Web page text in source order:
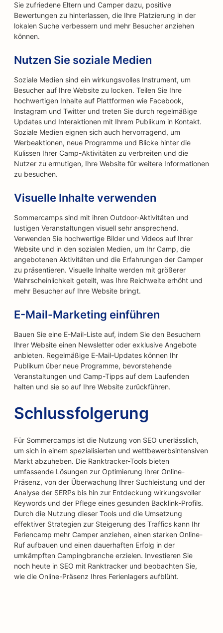
Sie zufriedene Eltern und Camper dazu, positive
Bewertungen zu hinterlassen, die Ihre Platzierung in der
lokalen Suche verbessern und mehr Besucher anziehen
können.
Nutzen Sie soziale Medien
Soziale Medien sind ein wirkungsvolles Instrument, um
Besucher auf Ihre Website zu locken. Teilen Sie Ihre
hochwertigen Inhalte auf Plattformen wie Facebook,
Instagram und Twitter und treten Sie durch regelmäßige
Updates und Interaktionen mit Ihrem Publikum in Kontakt.
Soziale Medien eignen sich auch hervorragend, um
Werbeaktionen, neue Programme und Blicke hinter die
Kulissen Ihrer Camp-Aktivitäten zu verbreiten und die
Nutzer zu ermutigen, Ihre Website für weitere Informationen
zu besuchen.
Visuelle Inhalte verwenden
Sommercamps sind mit ihren Outdoor-Aktivitäten und
lustigen Veranstaltungen visuell sehr ansprechend.
Verwenden Sie hochwertige Bilder und Videos auf Ihrer
Website und in den sozialen Medien, um Ihr Camp, die
angebotenen Aktivitäten und die Erfahrungen der Camper
zu präsentieren. Visuelle Inhalte werden mit größerer
Wahrscheinlichkeit geteilt, was Ihre Reichweite erhöht und
mehr Besucher auf Ihre Website bringt.
E-Mail-Marketing einführen
Bauen Sie eine E-Mail-Liste auf, indem Sie den Besuchern
Ihrer Website einen Newsletter oder exklusive Angebote
anbieten. Regelmäßige E-Mail-Updates können Ihr
Publikum über neue Programme, bevorstehende
Veranstaltungen und Camp-Tipps auf dem Laufenden
halten und sie so auf Ihre Website zurückführen.
Schlussfolgerung
Für Sommercamps ist die Nutzung von SEO unerlässlich,
um sich in einem spezialisierten und wettbewerbsintensiven
Markt abzuheben. Die Ranktracker-Tools bieten
umfassende Lösungen zur Optimierung Ihrer Online-
Präsenz, von der Überwachung Ihrer Suchleistung und der
Analyse der SERPs bis hin zur Entdeckung wirkungsvoller
Keywords und der Pflege eines gesunden Backlink-Profils.
Durch die Nutzung dieser Tools und die Umsetzung
effektiver Strategien zur Steigerung des Traffics kann Ihr
Feriencamp mehr Camper anziehen, einen starken Online-
Ruf aufbauen und einen dauerhaften Erfolg in der
umkämpften Campingbranche erzielen. Investieren Sie
noch heute in SEO mit Ranktracker und beobachten Sie,
wie die Online-Präsenz Ihres Ferienlagers aufblüht.